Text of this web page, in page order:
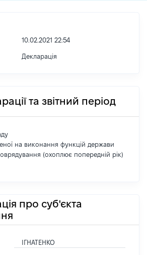
10.02.2021 22:54
Декларація
та звітний період
на виконання функцій держави
(охоплює попередній рік)
про суб'єкта
ІГНАТЕНКО